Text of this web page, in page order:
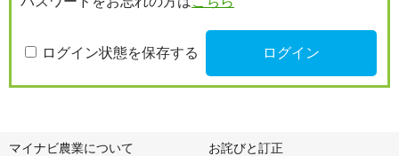
ログイン状態を保存する
マイナビ農業について お詫びと訂正